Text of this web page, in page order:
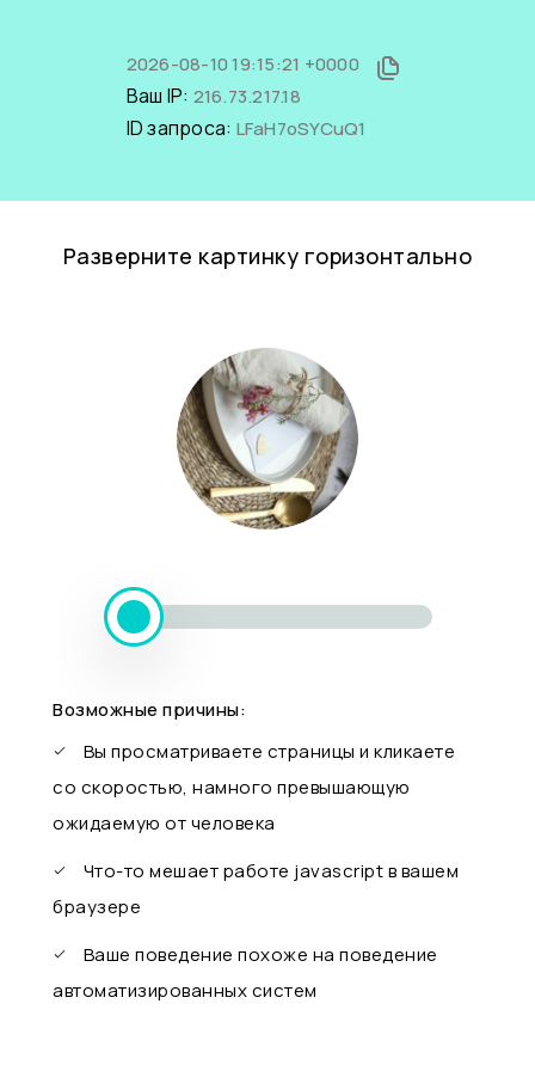
2026-08-10 19:15:21 +0000
Ваш IP: 216.73.217.18
ID запроса: LFaH7oSYCuQ1
Разверните картинку горизонтально
Возможные причины:
Вы просматриваете страницы и кликаете
со скоростью, намного превышающую
ожидаемую от человека
Что-то мешает работе javascript в вашем
браузере
Ваше поведение похоже на поведение
автоматизированных систем